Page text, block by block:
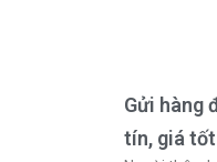
Gửi hàng
tín, giá